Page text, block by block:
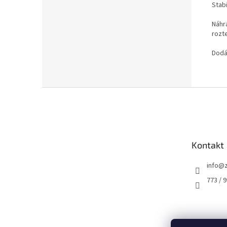
Kontakt
info@
773 /